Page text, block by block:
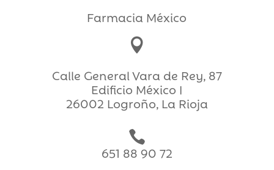
Farmacia México

Calle General Vara de Rey, 87
Edificio México I
26002 Logroño, La Rioja

651 88 90 72